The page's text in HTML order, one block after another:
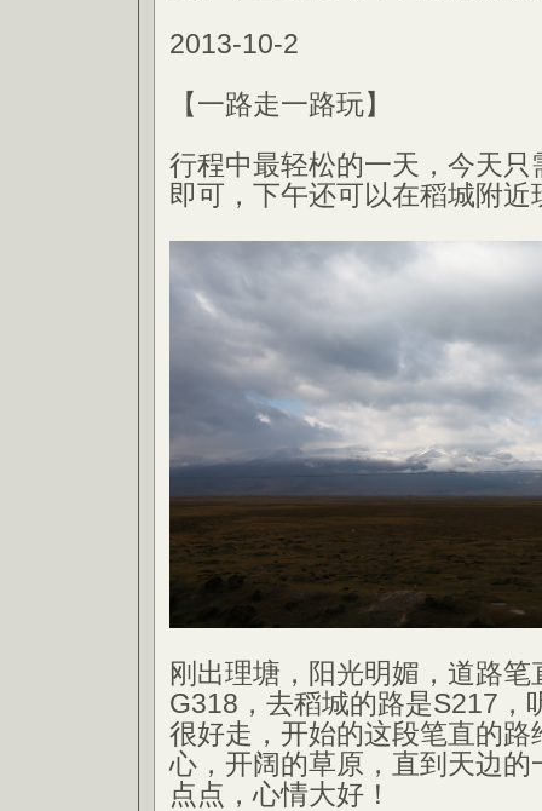
2013-10-2
【一路走一路玩】
行程中最轻松的一天，今天只
即可，下午还可以在稻城附近
刚出理塘，阳光明媚，道路笔
G318，去稻城的路是S217，
很好走，开始的这段笔直的路
心，开阔的草原，直到天边的
点点，心情大好！